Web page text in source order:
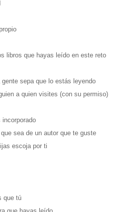
libros que hayas leído en este reto
sepa que lo estás leyendo
a quien visites (con su permiso)
incorporado
sea de un autor que te guste
escoja por ti
que tú